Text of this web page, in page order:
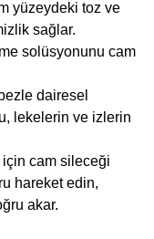
yüzeydeki toz ve
sağlar.
solüsyonunu cam
dairesel
lekelerin ve izlerin
cam sileceği
hareket edin,
akar.